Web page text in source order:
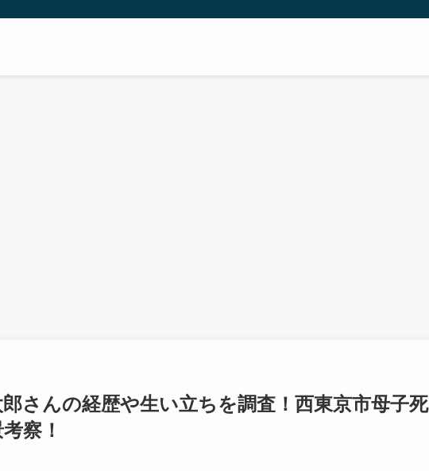
郎さんの経歴や生い立ちを調査！西東京市母子死
察！